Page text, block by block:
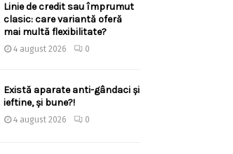
Linie de credit sau împrumut
clasic: care variantă oferă
mai multă flexibilitate?
4 august 2026 0
Există aparate anti-gândaci și
ieftine, și bune?!
4 august 2026 0